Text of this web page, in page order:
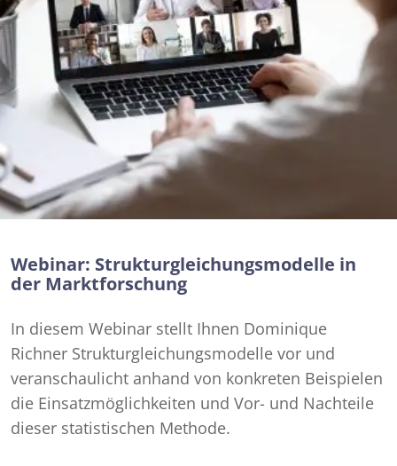
Webinar: Strukturgleichungsmodelle in
der Marktforschung
In diesem Webinar stellt Ihnen Dominique
Richner Strukturgleichungsmodelle vor und
veranschaulicht anhand von konkreten Beispielen
die Einsatzmöglichkeiten und Vor- und Nachteile
dieser statistischen Methode.